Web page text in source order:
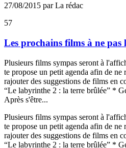
27/08/2015 par La rédac
57
Les prochains films à ne pas
Plusieurs films sympas seront à
te propose un petit agenda afin de ne
rajouter des suggestions de films en
“Le labyrinthe 2 : la terre brûlée” *
Après s'être...
Plusieurs films sympas seront à
te propose un petit agenda afin de ne
rajouter des suggestions de films en
“Le labyrinthe 2 : la terre brûlée” *